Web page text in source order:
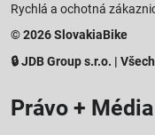
Rychlá a ochotná
© 2026 SlovakiaBike
🔒 JDB Group s.r.o. |
Právo + Média